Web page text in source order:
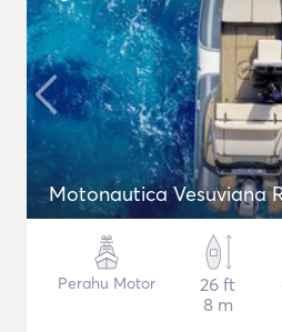
Motonautica Vesuviana
Perahu Motor
26 ft
8 m